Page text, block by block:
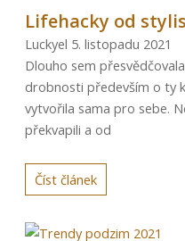
Lifehacky od
Luckyel 5. listopadu 2021
Dlouho sem
drobnosti především o ty
vytvořila sama pro sebe.
překvapili a od
Číst článek